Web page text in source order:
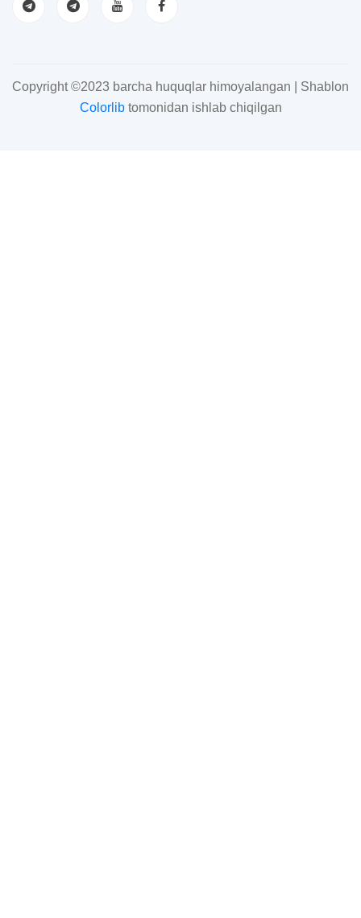
Copyright ©2023 barcha huquqlar himoyalangan | Shablon
Colorlibtomonidan ishlab chiqilgan